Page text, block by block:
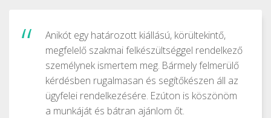
Anikót egy határozott kiállású, körültekintő,
megfelelő szakmai felkészültséggel rendelkező
személynek ismertem meg. Bármely felmerülő
kérdésben rugalmasan és segítőkészen áll az
ügyfelei rendelkezésére. Ezúton is köszönöm
a munkáját és bátran ajánlom őt.